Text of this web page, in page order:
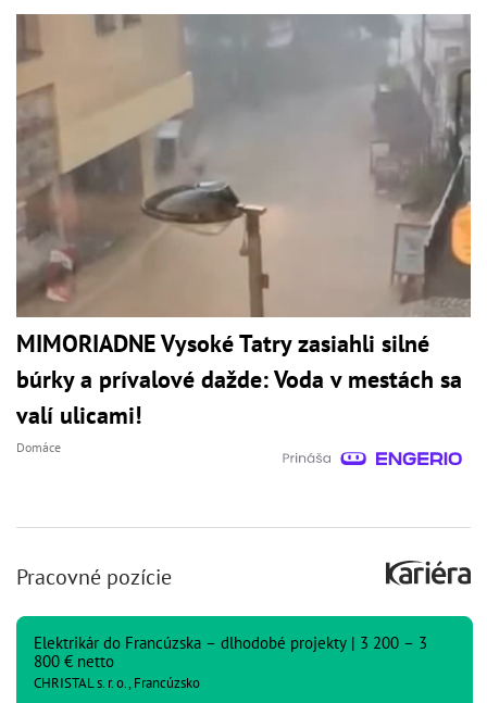
MIMORIADNE Vysoké Tatry zasiahli silné
búrky a prívalové dažde: Voda v mestách sa
valí ulicami!
Domáce
Pracovné pozície
Elektrikár do Francúzska – dlhodobé projekty | 3 200 – 3
800 € netto
CHRISTAL s. r. o., Francúzsko